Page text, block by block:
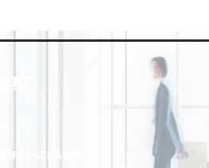
BÖRSEGEBÄUDE